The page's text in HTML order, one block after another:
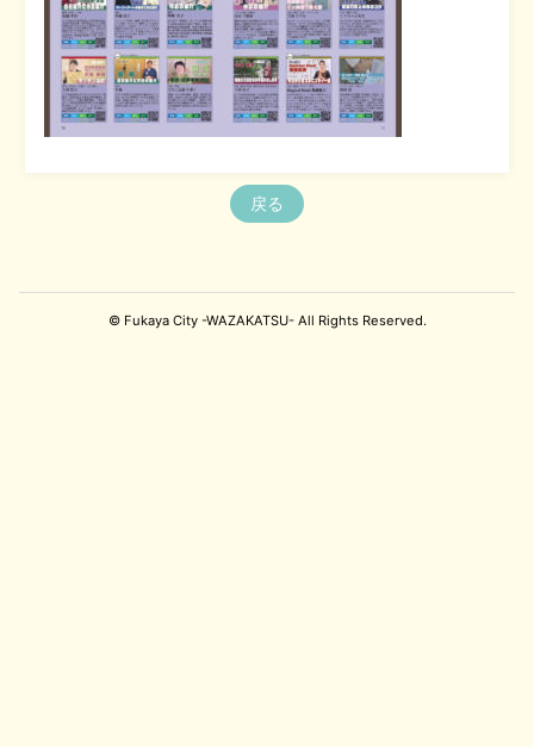
戻る
© Fukaya City -WAZAKATSU- All Rights Reserved.